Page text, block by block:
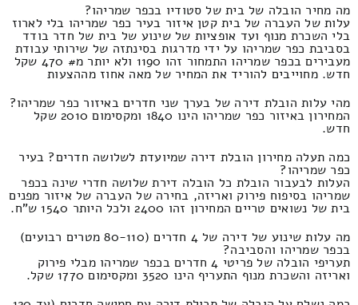
מה מחיר הובלה של בית של סטודיו בכפר שמריהו?
עלות של העברה של בית קטן איזור בעיר כפר שמריהו בלי לארוז
בלי השכרת מנוף ועד אופציות של שינוע של בית של חדר בודד
בסביבת כפר שמריהו על ידי מדרגות בסינתזה של שירותי עבודת
מעבירים בכפר שמריהו התמחור זהו 1190 ולא יותר מ# 470 שקל
חדש. מחוייבים להוריד את המחיר של מאה אחוז מההצעות
מהי עלות הובלת דירה של בערך שני חדרים באיזור כפר שמריהו?
המחירון באיזור כפר שמריהו הינו 1840 ומקסימום 2010 שקל
חדש.
כמה תעלה מחירון הובלת דירה שמיועדת לשלושה חדרים? בעיר
כפר שמריהו?
העלות לבעבור הובלת כל הובלה דירת שלושה חדרי שינה בכפר
שמריהו בסיפוח פירוק ואריזה, בחירה של העברה של איזור מפנים
בית של נשואים טריים המחירון זהו 2400 ולכל היותר 1540 ש"ח.
מה עלות שינוע של דירה של 4 חדרים (80-110 מטרים רבועים)
בכפר שמריהו והסביבה?
תעריפי הובלה של פריטי 4 חדרים בכפר שמריהו מבלי פירוק
ואריזה והשכרת מנוף התעריף הינו 3520 ומקסימום 1770 שקל.